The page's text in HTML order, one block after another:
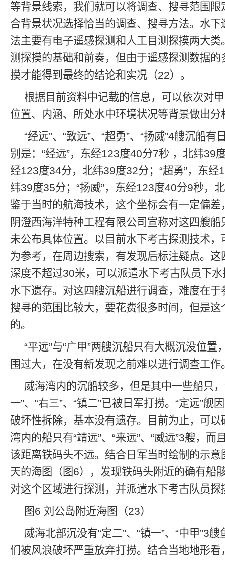
等背景线索，我们就可以将调查、搜寻范围
合背景状况选择恰当的调查、搜寻方法。水
法主要有电子遥感探测和人工目测探摸两大
测探摸的基础和前奏，但由于遥感探测数据
摸才能得到最终的结论和实况（22）。
根据目前资料中记载的信息，可以依次对
位置、内涵、所处水中环境状况等背景做出分
“经远”、“致远”、“超勇”、“扬威”4艘沉船
别是：“经远”，东经123度40分7秒 ，北纬39
经123度34分，北纬39度32分；“超勇”，东经
纬39度35分；“扬威”，东经123度40分9秒，
鉴于当时的航海技术，这个坐标会有一定偏
阴澄西海洋特种工程有限公司宣称对这四艘
未公布具体位置。以目前水下考古探测技术
为参考，在周边搜索，有发现后标注疑点。
深度不超过30米，可以派遣水下考古队员下
水下遗存。对这四艘沉船进行调查，难度在
搜寻的范围比较大，要花费很多时间，但是
的。
“平远”与“广甲”两艘沉船只有大概沉没位置
围过大，在没有新发现之前难以进行调查工作
威海湾内的沉船较多，但是其中一些船只，
一”、“右三”、“镇二”已被日军打捞。“定远”舰
破坏性拆除，基本没有遗存。目前为止，可
湾内的船只有“靖远”、“来远”、“威远”3艘，而
该距离铁码头不远。结合日军当时绘制的示
天的海图（图6），发现铁码头附近的确有船
对这个区域进行探测，并派遣水下考古队员探
图6 刘公岛附近海图（23）
威海北部沉没有“定二”、“镇一”、“中甲”3
们被风浪破坏严重放弃打捞。结合当地地形